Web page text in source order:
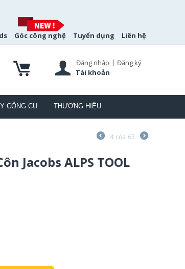
Góc công nghệ Tuyển dụng Liên hệ
Đăng nhập | Đăng ký
Tài khoản
CÔNG CỤ THƯƠNG HIỆU
4 của 63
Jacobs ALPS TOOL